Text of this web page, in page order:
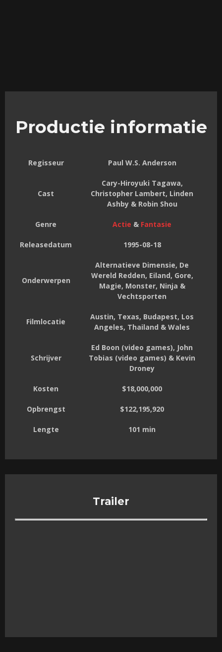
Productie informatie
Regisseur Paul W.S. Anderson
Cast
Cary-Hiroyuki Tagawa,
Christopher Lambert, Linden
Ashby & Robin Shou
Genre Actie & Fantasie
Releasedatum 1995-08-18
Onderwerpen
Alternatieve Dimensie, De
Wereld Redden, Eiland, Gore,
Magie, Monster, Ninja &
Vechtsporten
Filmlocatie
Austin, Texas, Budapest, Los
Angeles, Thailand & Wales
Schrijver
Ed Boon (video games), John
Tobias (video games) & Kevin
Droney
Kosten $18,000,000
Opbrengst $122,195,920
Lengte 101 min
Trailer